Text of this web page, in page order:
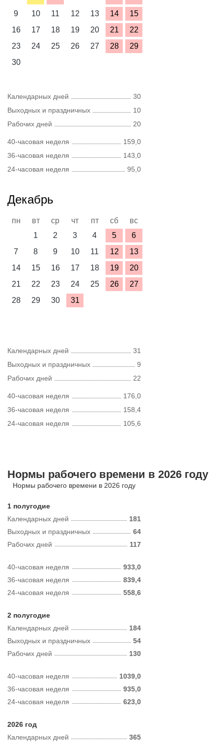
9
10 11 12 13 14
15
16
17 18 19 20 21
22
23
24 25 26 27 28
29
30
Календарных дней
30
Выходных и праздничных
10
Рабочих дней
20
40-часовая неделя
159,0
36-часовая неделя
143,0
24-часовая неделя
95,0
Декабрь
пн вт ср чт пт сб
вс
1
2 3 4 5
6
7
8 9 10 11 12
13
14
15 16 17 18 19
20
21
22 23 24 25 26
27
28
29 30 31
Календарных дней
31
Выходных и праздничных
9
Рабочих дней
22
40-часовая неделя
176,0
36-часовая неделя
158,4
24-часовая неделя
105,6
Нормы рабочего времени в 2026 году
Нормы рабочего времени в 2026 году
1 полугодие
Календарных дней
181
Рабочих дней 117
Выходных и праздничных 64
40-часовая неделя
933,0
36-часовая неделя
839,4
24-часовая неделя
558,6
2 полугодие
Календарных дней
184
Рабочих дней 130
Выходных и праздничных 54
40-часовая неделя
1039,0
36-часовая неделя
935,0
24-часовая неделя
623,0
2026 год
Календарных дней
365